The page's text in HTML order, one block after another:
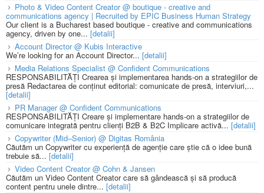
Photo & Video Content Creator @ boutique - creative and
communications agency | Recruited by EPIC Business Human Strategy
Our client is a Bucharest based boutique - creative and communications
agency, driven by one... [detalii]
Account Director @ Kubis Interactive
We’re looking for an Account Director... [detalii]
Media Relations Specialist @ Confident Communications
RESPONSABILITĂȚI Crearea și implementarea hands-on a strategiilor de
presă Redactarea de conținut editorial: comunicate de presă, interviuri,...
[detalii]
PR Manager @ Confident Communications
RESPONSABILITĂȚI Creare și implementare hands-on a strategiilor de
comunicare integrată pentru clienți B2B & B2C Implicare activă... [detalii]
Copywriter (Mid–Senior) @ Digitas România
Căutăm un Copywriter cu experiență de agenție care știe că o idee bună
trebuie să... [detalii]
Video Content Creator @ Cohn & Jansen
Căutăm un Video Content Creator care să gândească și să producă
content pentru unele dintre... [detalii]